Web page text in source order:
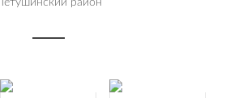
Петушинский район